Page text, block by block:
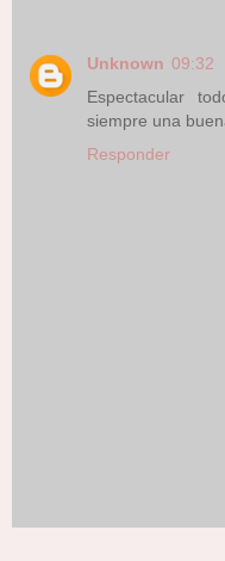
Unknown 09:32
Espectacular
siempre una
Responder